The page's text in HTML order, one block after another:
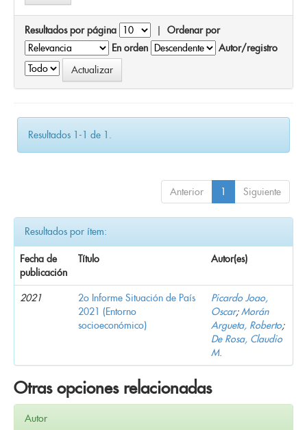
Resultados por página | Ordenar por
En orden
Autor/registro
Resultados 1-1 de 1.
Anterior 1 Siguiente
Resultados por ítem:
Fecha de
publicación
Título Autor(es)
2021
2o Informe Situación de País
2021 (Entorno
socioeconómico)
Picardo Joao,
Oscar;Morán
Argueta, Roberto;
De Rosa, Claudio
M.
Otras opciones relacionadas
Autor